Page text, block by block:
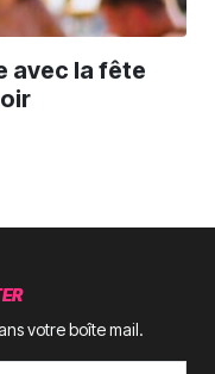
avec la fête
votre boîte mail.